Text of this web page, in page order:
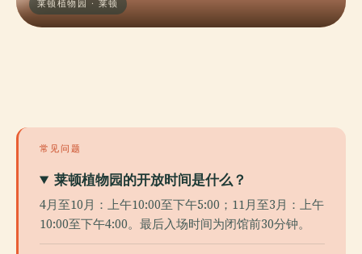
莱顿植物园 · 莱顿
常见问题
莱顿植物园的开放时间是什么？
4月至10月：上午10:00至下午5:00；11月至3月：上午
10:00至下午4:00。最后入场时间为闭馆前30分钟。